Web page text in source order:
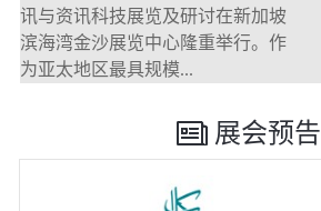
讯与资讯科技展览及研讨在新加坡
滨海湾金沙展览中心隆重举行。作
为亚太地区最具规模...
展会预告